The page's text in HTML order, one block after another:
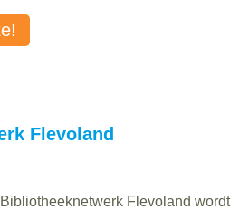
Flevoland
Bibliotheeknetwerk Flevoland wordt